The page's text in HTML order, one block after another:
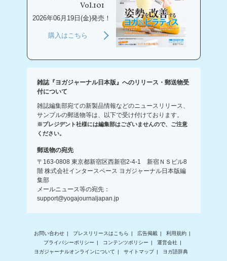
Vol.101
2026年06月19日(金)発売！
購入はこちら
雑誌『ヨガジャーナル日本版』へのリリース・郵送物受
付について
雑誌編集部宛ての新製品情報などのニュースリリース、
サンプルの郵送物等は、以下で受け付けております。
※プレジデント社様には編集部はございませんので、ご注意
ください。
郵送物の宛先
〒163-0808 東京都新宿区西新宿2-4-1 新宿ＮＳビル8
階 株式会社インタースペース ヨガジャーナル日本版編
集部
メールニュース等の宛先：
support@yogajournaljapan.jp
お問い合わせ プレスリリースはこちら 広告掲載
利用規約
プライバシーポリシー
コンテンツポリシー
運営会社
ヨガジャーナルオンラインについて
サイトマップ ヨガ語辞典